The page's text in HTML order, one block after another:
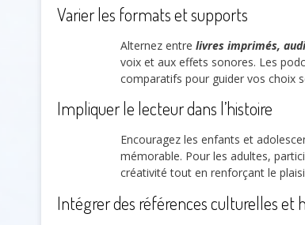
Varier les formats et supports
Alternez entre livres imprimés,
voix et aux effets sonores. Les
comparatifs pour guider vos choix
Impliquer le lecteur dans l’histoire
Encouragez les enfants et
mémorable. Pour les adultes,
créativité tout en renforçant le
Intégrer des références culturelles et